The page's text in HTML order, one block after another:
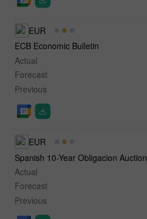
EUR
ECB Economic Bulletin
Actual
Forecast
Previous
EUR
Spanish 10-Year Obligacion Auction
Actual
Forecast
Previous